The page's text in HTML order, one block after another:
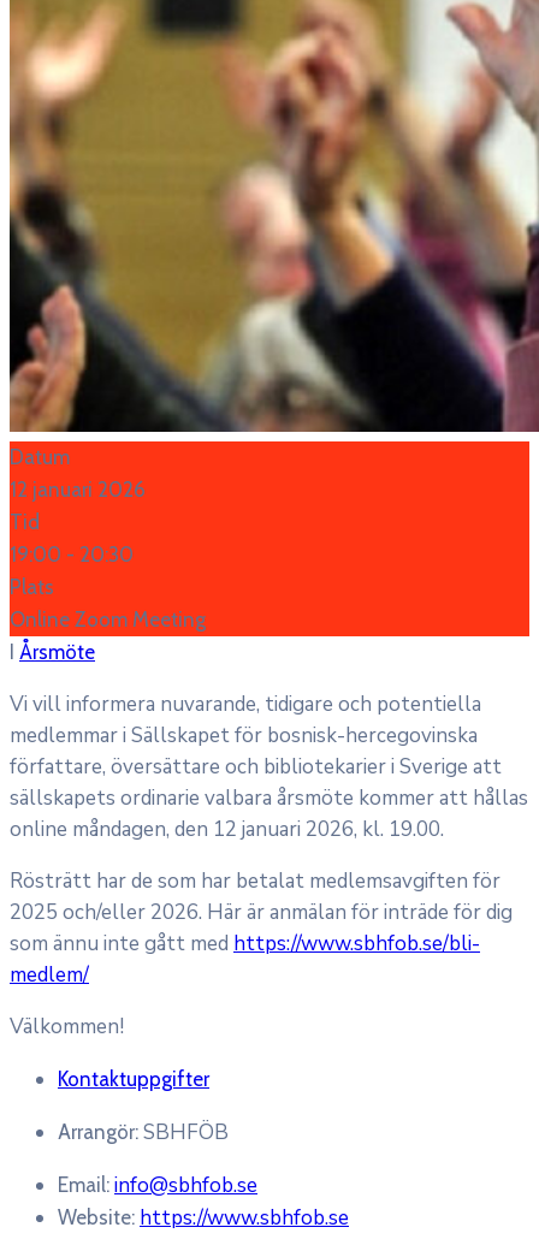
Datum
12 januari 2026
Tid
19:00 - 20:30
Plats
Online Zoom Meeting
Årsmöte
Vi vill informera nuvarande, tidigare och potentiella
medlemmar i Sällskapet för bosnisk-hercegovinska
författare, översättare och bibliotekarier i Sverige att
sällskapets ordinarie valbara årsmöte kommer att hållas
online måndagen, den 12 januari 2026, kl. 19.00.
Rösträtt har de som har betalat medlemsavgiften för
2025 och/eller 2026. Här är anmälan för inträde för dig
som ännu inte gått med https://www.sbhfob.se/bli-
medlem/
Välkommen!
Kontaktuppgifter
Arrangör: SBHFÖB
Email: info@sbhfob.se
Website: https://www.sbhfob.se